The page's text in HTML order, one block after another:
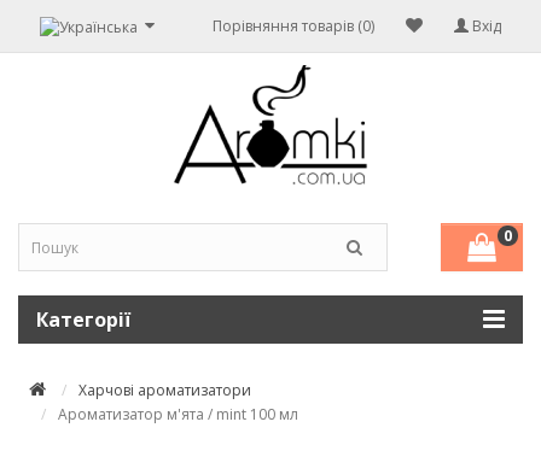
Вхід
Порівняння товарів (0)
0
Категорії
Харчові ароматизатори
Ароматизатор м'ята / mint 100 мл